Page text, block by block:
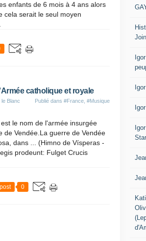
enfants de 6 mois à 4 ans alors
cela serait le seul moyen
catholique et royale
le Blanc Publié dans #France #Musique
le nom de l'armée insurgée
de Vendée.La guerre de Vendée
dans ... (Himno de Vísperas -
prodeunt: Fulget Crucis
0